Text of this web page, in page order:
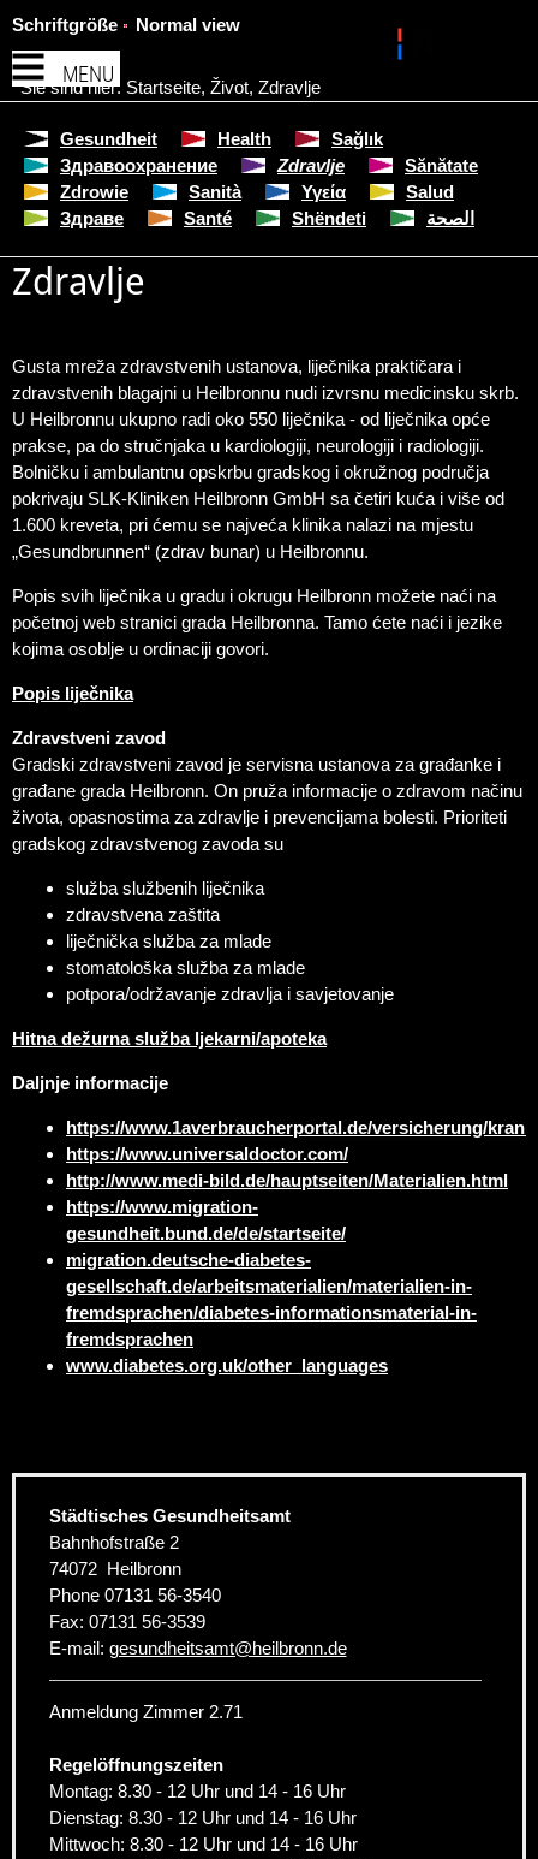
MENU
Schriftgröße Normal view
Sie sind hier: Startseite, Život, Zdravlje
Gesundheit Health
Sağlık
Здравоохранение
Zdravlje
Sănătate
Zdrowie
Sanità Υγεία
Salud
Здраве
Santé Shëndeti الصحة
Zdravlje
Gusta mreža zdravstvenih ustanova, liječnika praktičara i
zdravstvenih blagajni u Heilbronnu nudi izvrsnu medicinsku skrb.
U Heilbronnu ukupno radi oko 550 liječnika - od liječnika opće
prakse, pa do stručnjaka u kardiologiji, neurologiji i radiologiji.
Bolničku i ambulantnu opskrbu gradskog i okružnog područja
pokrivaju SLK-Kliniken Heilbronn GmbH sa četiri kuća i više od
1.600 kreveta, pri ćemu se najveća klinika nalazi na mjestu
„Gesundbrunnen“ (zdrav bunar) u Heilbronnu.
Popis svih liječnika u gradu i okrugu Heilbronn možete naći na
početnoj web stranici grada Heilbronna. Tamo ćete naći i jezike
kojima osoblje u ordinaciji govori.
Popis liječnika
Zdravstveni zavod
Gradski zdravstveni zavod je servisna ustanova za građanke i
građane grada Heilbronn. On pruža informacije o zdravom načinu
života, opasnostima za zdravlje i prevencijama bolesti. Prioriteti
gradskog zdravstvenog zavoda su
služba službenih liječnika
zdravstvena zaštita
liječnička služba za mlade
stomatološka služba za mlade
potpora/održavanje zdravlja i savjetovanje
Hitna dežurna služba ljekarni/apoteka
Daljnje informacije
https://www.1averbraucherportal.de/versicherung/
https://www.universaldoctor.com/
http://www.medi-bild.de/hauptseiten/Materialien.html
https://www.migration-
gesundheit.bund.de/de/startseite/
migration.deutsche-diabetes-
gesellschaft.de/arbeitsmaterialien/materialien-in-
fremdsprachen/diabetes-informationsmaterial-in-
fremdsprachen
www.diabetes.org.uk/other_languages
Städtisches Gesundheitsamt
Bahnhofstraße 2
74072 Heilbronn
Phone 07131 56-3540
Fax: 07131 56-3539
E-mail: gesundheitsamt@heilbronn.de
Anmeldung Zimmer 2.71
Regelöffnungszeiten
Montag: 8.30 - 12 Uhr und 14 - 16 Uhr
Dienstag: 8.30 - 12 Uhr und 14 - 16 Uhr
Mittwoch: 8.30 - 12 Uhr und 14 - 16 Uhr